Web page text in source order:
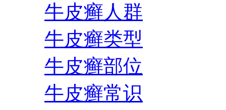
牛皮癣人群
牛皮癣类型
牛皮癣部位
牛皮癣常识